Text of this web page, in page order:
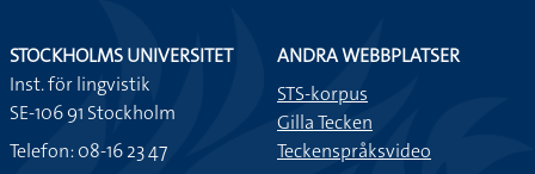
STOCKHOLMS UNIVERSITET
Inst. för lingvistik
SE-106 91 Stockholm
Telefon: 08-16 23 47
ANDRA WEBBPLATSER
STS-korpus
Gilla Tecken
Teckenspråksvideo